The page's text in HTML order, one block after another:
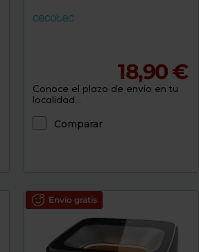
18,90 €
Conoce el plazo de envío en tu
localidad...
Comparar
Envío gratis